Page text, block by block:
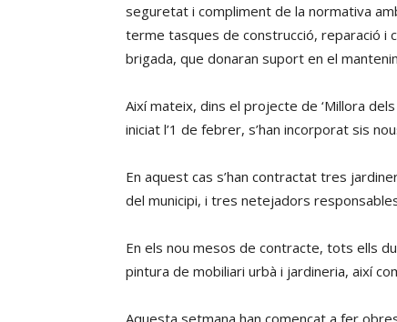
seguretat i compliment de la normativa
terme tasques de construcció, reparació i
brigada, que donaran suport en el
Així mateix, dins el projecte de ‘Millora
iniciat l’1 de febrer, s’han incorporat sis
En aquest cas s’han contractat tres
del municipi, i tres netejadors
En els nou mesos de contracte, tots ells
pintura de mobiliari urbà i jardineria, així
Aquesta setmana han començat a fer